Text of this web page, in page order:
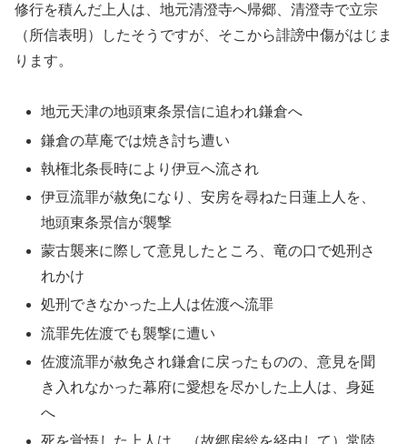
修行を積んだ上人は、地元清澄寺へ帰郷、清澄寺で立宗
（所信表明）したそうですが、そこから誹謗中傷がはじま
ります。
地元天津の地頭東条景信に追われ鎌倉へ
鎌倉の草庵では焼き討ち遭い
執権北条長時により伊豆へ流され
伊豆流罪が赦免になり、安房を尋ねた日蓮上人を、
地頭東条景信が襲撃
蒙古襲来に際して意見したところ、竜の口で処刑さ
れかけ
処刑できなかった上人は佐渡へ流罪
流罪先佐渡でも襲撃に遭い
佐渡流罪が赦免され鎌倉に戻ったものの、意見を聞
き入れなかった幕府に愛想を尽かした上人は、身延
へ
死を覚悟した上人は、（故郷房総を経由して）常陸